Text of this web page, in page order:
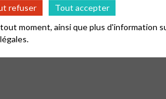
refuser
Tout accepter
moment, ainsi que plus d'information